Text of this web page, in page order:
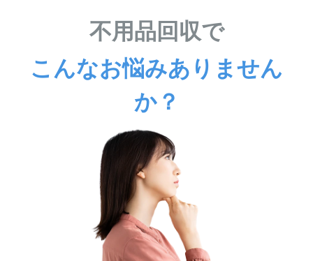
不用品回収で
こんなお悩みありません
か？